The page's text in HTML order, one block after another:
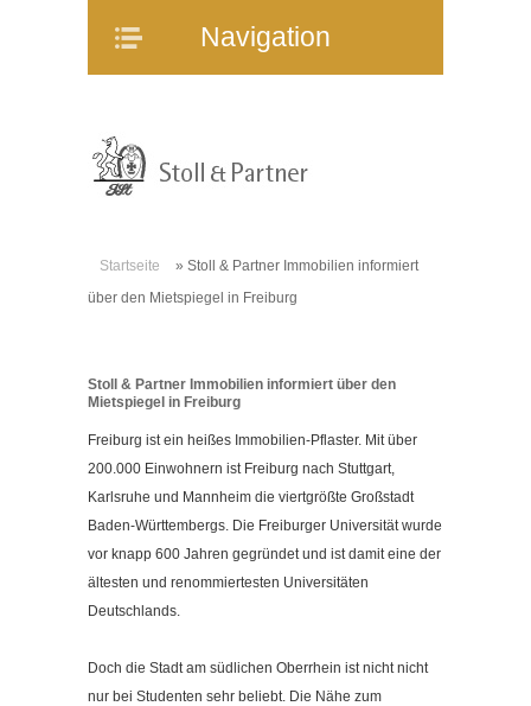
Navigation
Navigation
Mitarbeiter
Verkauf und Vermietung
Partner
Stellenangebote
Impressum
Datenschutzerklärung
Startseite » Stoll & Partner Immobilien informiert
über den Mietspiegel in Freiburg
Stoll & Partner Immobilien informiert über den
Mietspiegel in Freiburg
Freiburg ist ein heißes Immobilien-Pflaster. Mit über
200.000 Einwohnern ist Freiburg nach Stuttgart,
Karlsruhe und Mannheim die viertgrößte Großstadt
Baden-Württembergs. Die Freiburger Universität wurde
vor knapp 600 Jahren gegründet und ist damit eine der
ältesten und renommiertesten Universitäten
Deutschlands.
Doch die Stadt am südlichen Oberrhein ist nicht nicht
nur bei Studenten sehr beliebt. Die Nähe zum